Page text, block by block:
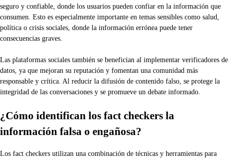
seguro y confiable, donde los usuarios pueden confiar en la información que
consumen. Esto es especialmente importante en temas sensibles como salud,
política o crisis sociales, donde la información errónea puede tener
consecuencias graves.
Las plataformas sociales también se benefician al implementar verificadores de
datos, ya que mejoran su reputación y fomentan una comunidad más
responsable y crítica. Al reducir la difusión de contenido falso, se protege la
integridad de las conversaciones y se promueve un debate informado.
¿Cómo identifican los fact checkers la
información falsa o engañosa?
Los fact checkers utilizan una combinación de técnicas y herramientas para